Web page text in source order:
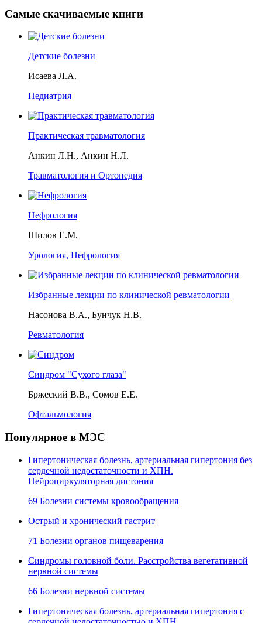
Самые скачиваемые книги
Детские болезни
Исаева Л.А.
Педиатрия
Практическая травматология
Анкин Л.Н., Анкин Н.Л.
Травматология и Ортопедия
Нефрология
Шилов Е.М.
Урология, Нефрология
Избранные лекции по клинической ревматологии
Насонова В.А., Бунчук Н.В.
Ревматология
Синдром "Сухого глаза"
Бржеский В.В., Сомов Е.Е.
Офтальмология
Популярное в МЭС
Гипертоническая болезнь, артериальная гипертония без
сердечной недостаточности и ХПН.
Нейроциркуляторная дистония
69 Болезни системы кровообращения
Острый и хронический гастрит
71 Болезни органов пищеварения
Синдромы головной боли. Расстройства вегетативной
нервной системы
66 Болезни нервной системы
Гипертоническая болезнь, артериальная гипертония с